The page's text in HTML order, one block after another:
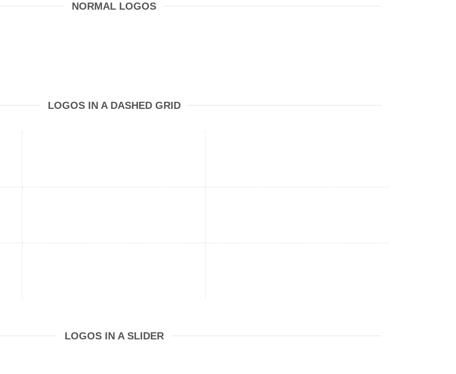
NORMAL LOGOS
LOGOS IN A DASHED GRID
LOGOS IN A SLIDER